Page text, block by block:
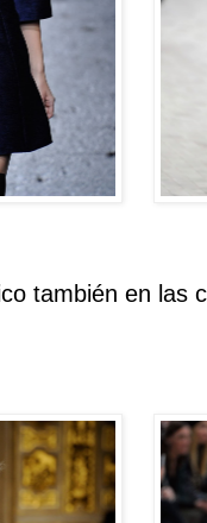
también en las